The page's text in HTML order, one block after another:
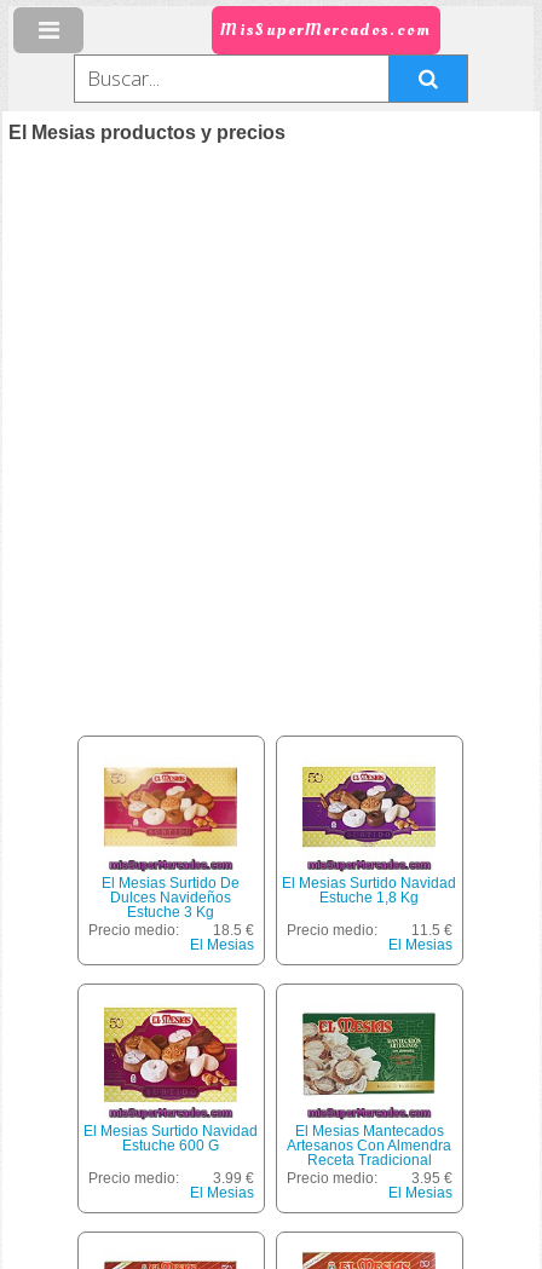
MisSuperMercados.com
El Mesias productos y precios
El Mesias Surtido De
Dulces Navideños
Estuche 3 Kg
Precio medio:
18.5 €
El Mesias
El Mesias Surtido Navidad
Estuche 1,8 Kg
Precio medio:
11.5 €
El Mesias
El Mesias Surtido Navidad
Estuche 600 G
Precio medio:
3.99 €
El Mesias
El Mesias Mantecados
Artesanos Con Almendra
Receta Tradicional
Estuche 500 G
Precio medio:
3.95 €
El Mesias